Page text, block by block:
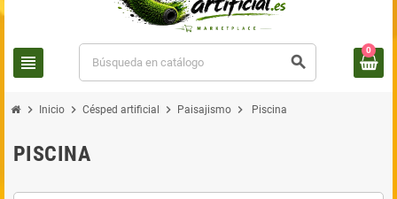
view_headline search
0
chevron_right Inicio chevron_right Césped artificial chevron_right Paisajismo chevron_right Piscina
PISCINA